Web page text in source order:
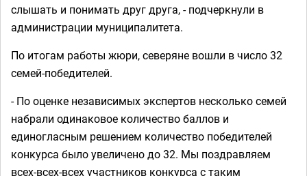
слышать и понимать друг друга, - подчеркнули в
администрации муниципалитета.⁣
По итогам работы жюри, северяне вошли в число 32
семей-победителей.
- По оценке независимых экспертов несколько семей
набрали одинаковое количество баллов и
единогласным решением количество победителей
конкурса было увеличено до 32. Мы поздравляем
всех-всех-всех участников конкурса с таким